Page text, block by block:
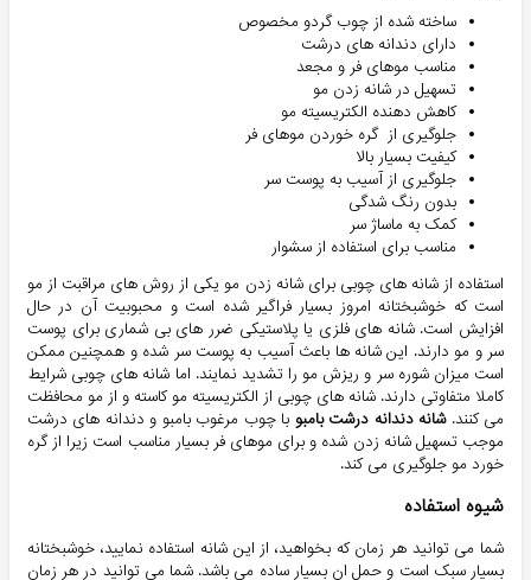
ساخته شده از چوب گردو مخصوص
دارای دندانه های درشت
مناسب موهای فر و مجعد
تسهیل در شانه زدن مو
کاهش دهنده الکتریسیته مو
جلوگیری از گره خوردن موهای فر
کیفیت بسیار بالا
جلوگیری از آسیب به پوست سر
بدون رنگ شدگی
کمک به ماساژ سر
مناسب برای استفاده از سشوار
استفاده از شانه های چوبی برای شانه زدن مو یکی از روش های مراقبت از مو
است که خوشبختانه امروز بسیار فراگیر شده است و محبوبیت آن در حال
افزایش است. شانه های فلزی یا پلاستیکی ضرر های بی شماری برای پوست
سر و مو دارند. این شانه ها باعث آسیب به پوست سر شده و همچنین ممکن
است میزان شوره سر و ریزش مو را تشدید نمایند. اما شانه های چوبی شرایط
کاملا متفاوتی دارند. شانه های چوبی از الکتریسیته مو کاسته و از مو محافظت
می کنند.شانه دندانه درشت بامبو با چوب مرغوب بامبو و دندانه های درشت
موجب تسهیل شانه زدن شده و برای موهای فر بسیار مناسب است زیرا از گره
خورد مو جلوگیری می کند.
شیوه استفاده
شما می توانید هر زمان که بخواهید، از این شانه استفاده نمایید، خوشبختانه
بسیار سبک است و حمل ان بسیار ساده می باشد. شما می توانید در هر زمان